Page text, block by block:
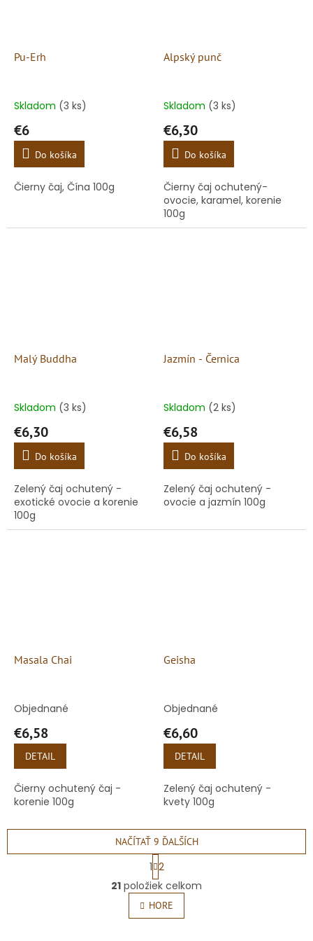
Pu-Erh
Skladom (3 ks)
€6
Do košíka
Čierny čaj, Čína 100g
Alpský punč
Skladom (3 ks)
€6,30
Do košíka
Čierny čaj ochutený-
ovocie, karamel, korenie
100g
Malý Buddha
Skladom (3 ks)
€6,30
Do košíka
Zelený čaj ochutený -
exotické ovocie a korenie
100g
Jazmín - Černica
Skladom (2 ks)
€6,58
Do košíka
Zelený čaj ochutený -
ovocie a jazmín 100g
Masala Chai
Objednané
€6,58
DETAIL
Čierny ochutený čaj -
korenie 100g
Geisha
Objednané
€6,60
DETAIL
Zelený čaj ochutený -
kvety 100g
O
v
l
á
NAČÍTAŤ 9 ĎALŠÍCH
S
t
r
á
n
k
1 2
21 položiek celkom
HORE